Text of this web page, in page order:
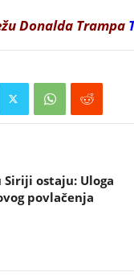
Donalda Trampa
Siriji ostaju: Uloga
povlačenja